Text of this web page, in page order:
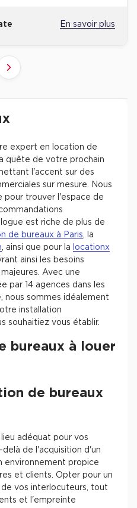
En savoir plus
Suivant
expert en location de
quête de votre prochain
l'accent sur des
sur mesure. Nous
pour trouver l'espace de
est riche de plus de
de bureaux à Paris, la
, ainsi que pour la
locationx
ainsi les besoins
Avec une
par 14 agences dans les
nous sommes idéalement
installation
souhaitiez vous établir.
bureaux à louer
de bureaux
adéquat pour vos
de l'acquisition d'un
environnement propice
et clients. Opter pour un
vos interlocuteurs, tout
et l'empreinte